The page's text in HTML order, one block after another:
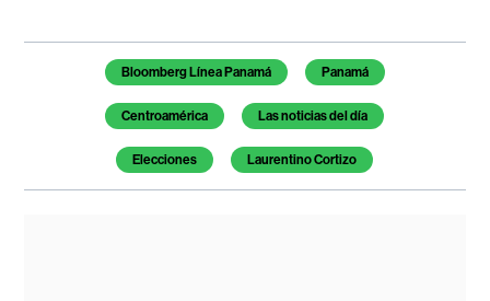
Temas de este artículo
Bloomberg Línea Panamá Panamá
Centroamérica Las noticias del día
Elecciones Laurentino Cortizo